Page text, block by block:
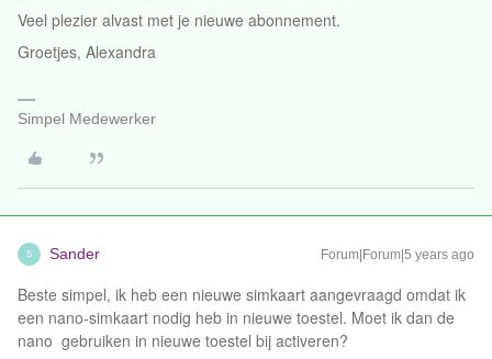
Veel plezier alvast met je nieuwe abonnement.
Groetjes, Alexandra
Simpel Medewerker
S Sander Forum|Forum|5 years ago
Beste simpel, ik heb een nieuwe simkaart aangevraagd omdat ik
een nano-simkaart nodig heb in nieuwe toestel. Moet ik dan de
nano gebruiken in nieuwe toestel bij activeren?